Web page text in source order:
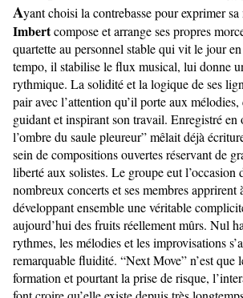
Ayant choisi la contrebasse pour exprimer sa
Imbertcompose et arrange ses propres
quartette au personnel stable qui vit le jour
tempo, il stabilise le flux musical, lui donne
rythmique. La solidité et la logique de ses
pair avec l’attention qu’il porte aux mélodies,
guidant et inspirant son travail. Enregistré en
l’ombre du saule pleureur” mêlait déjà
sein de compositions ouvertes réservant de
liberté aux solistes. Le groupe eut l’occasion
nombreux concerts et ses membres apprirent
développant ensemble une véritable
aujourd’hui des fruits réellement mûrs. Nul
rythmes, les mélodies et les improvisations
remarquable fluidité. “Next Move” n’est que
formation et pourtant la prise de risque,